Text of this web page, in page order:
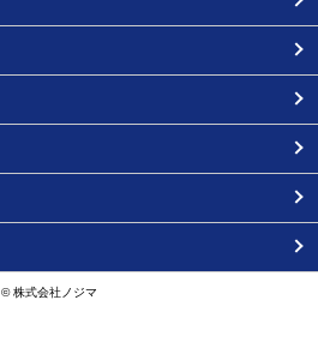
© 株式会社ノジマ